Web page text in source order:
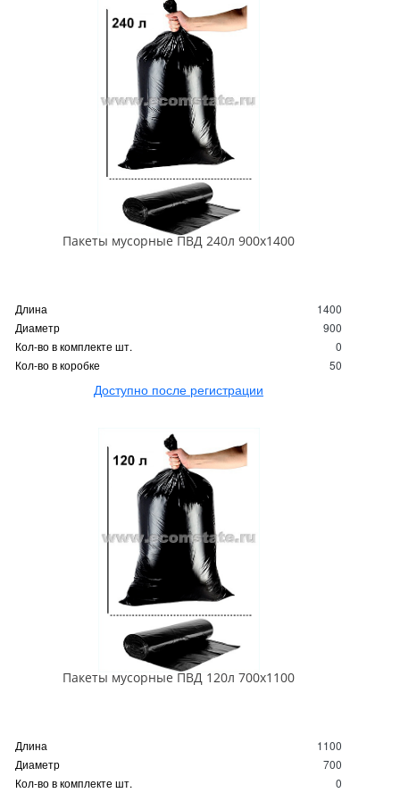
Пакеты мусорные ПВД 240л 900х1400
Длина
1400
Диаметр
900
Кол-во в комплекте шт.
0
Кол-во в коробке
50
Доступно после регистрации
Пакеты мусорные ПВД 120л 700х1100
Длина
1100
Диаметр
700
Кол-во в комплекте шт.
0